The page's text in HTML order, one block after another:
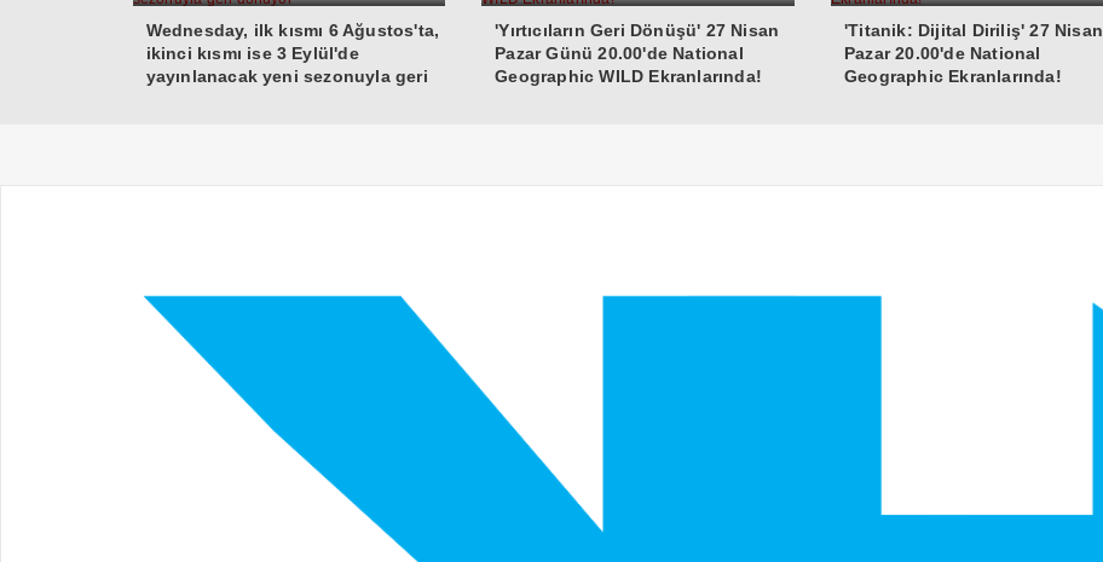
Wednesday, ilk kısmı 6 Ağustos'ta,
ikinci kısmı ise 3 Eylül'de
yayınlanacak yeni sezonuyla geri
'Yırtıcıların Geri Dönüşü' 27 Nisan
Pazar Günü 20.00'de National
Geographic WILD Ekranlarında!
'Titanik: Dijital Diriliş' 27 Nisan
Pazar 20.00'de National
Geographic Ekranlarında!